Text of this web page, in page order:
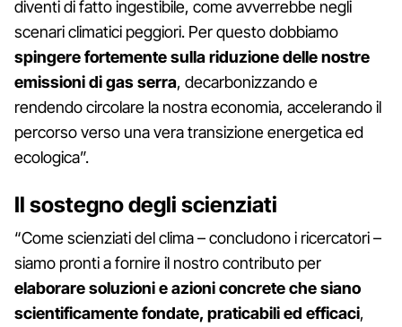
diventi di fatto ingestibile, come avverrebbe negli
scenari climatici peggiori. Per questo dobbiamo
spingere fortemente sulla riduzione delle nostre
emissioni di gas serra, decarbonizzando e
rendendo circolare la nostra economia, accelerando il
percorso verso una vera transizione energetica ed
ecologica”.
Il sostegno degli scienziati
“Come scienziati del clima – concludono i ricercatori –
siamo pronti a fornire il nostro contributo per
elaborare soluzioni e azioni concrete che siano
scientificamente fondate, praticabili ed efficaci,